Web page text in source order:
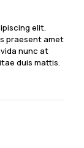
elit.
praesent amet
nunc at
duis mattis.